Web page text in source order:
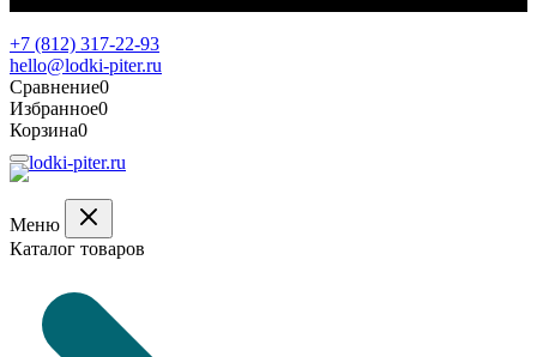
+7 (812) 317-22-93
hello@lodki-piter.ru
Сравнение0
Избранное0
Корзина0
Меню
Каталог товаров